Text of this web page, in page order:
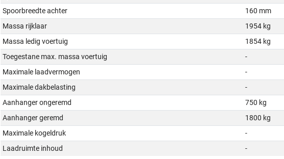
Spoorbreedte achter
160 mm
Massa rijklaar
1954 kg
Massa ledig voertuig
1854 kg
Toegestane max. massa voertuig
-
Maximale laadvermogen
-
Maximale dakbelasting
-
Aanhanger ongeremd
750 kg
Aanhanger geremd
1800 kg
Maximale kogeldruk
-
Laadruimte inhoud
-